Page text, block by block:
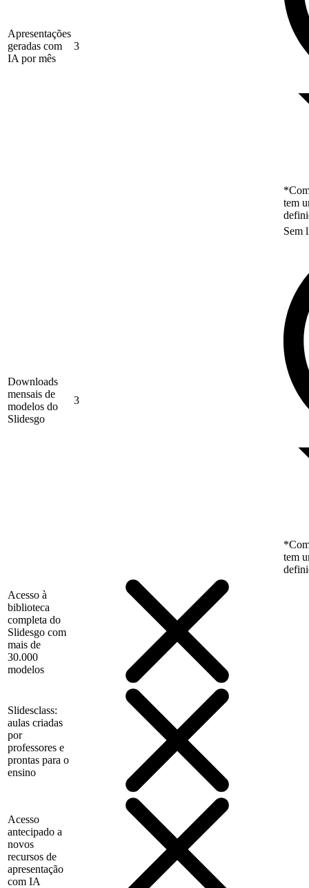
Apresentações
geradas com
IA por mês
3
tem
Downloads
mensais de
modelos do
Slidesgo
3
Sem
tem
Acesso à
biblioteca
completa do
Slidesgo com
mais de
30.000
modelos
Slidesclass:
aulas criadas
por
professores e
prontas para o
ensino
Acesso
antecipado a
novos
recursos de
apresentação
com IA